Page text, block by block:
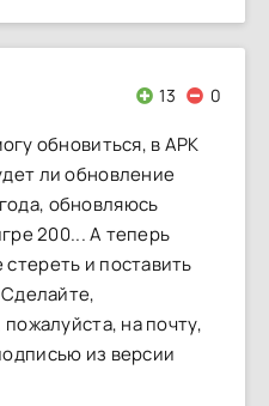
13 0
обновиться, в APK
ли обновление
обновляюсь
200... А теперь
и поставить
на почту,
из версии